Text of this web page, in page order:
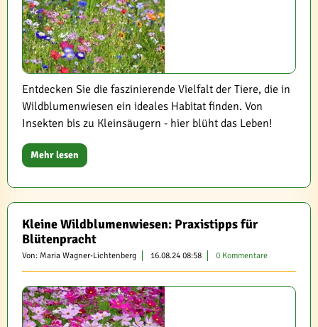
Entdecken Sie die faszinierende Vielfalt der Tiere, die in
Wildblumenwiesen ein ideales Habitat finden. Von
Insekten bis zu Kleinsäugern - hier blüht das Leben!
Mehr lesen
Kleine Wildblumenwiesen: Praxistipps für
Blütenpracht
Von: Maria Wagner-Lichtenberg 16.08.24 08:58 0 Kommentare